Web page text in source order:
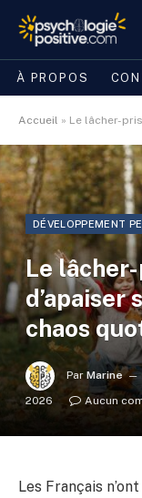
À PROPOS
Accueil » Le lâcher-prise
DÉVELOPPEMENT
Le
d’apaiser
chaos
Par Marine
2026
Aucun
Les Français